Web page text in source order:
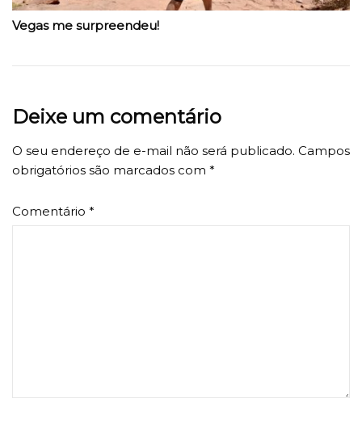
Vegas me surpreendeu!
Deixe um comentário
O seu endereço de e-mail não será publicado. Campos
obrigatórios são marcados com *
Comentário *